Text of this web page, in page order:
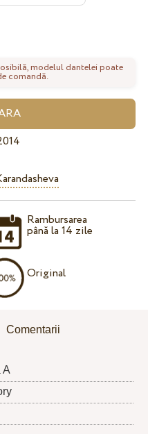
modelul dantelei poate
comandă.
Rambursarea
până la 14 zile
Original
Comentarii
A